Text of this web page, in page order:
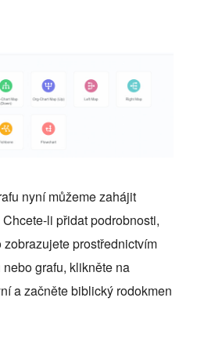
nyní můžeme zahájit
li přidat podrobnosti,
prostřednictvím
grafu, klikněte na
a začněte biblický rodokmen